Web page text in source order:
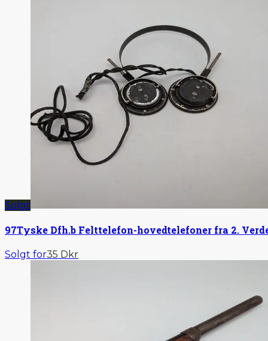
Solgt
97Tyske Dfh.b Felttelefon-hovedtelefoner fra 2.
Solgt for35 Dkr